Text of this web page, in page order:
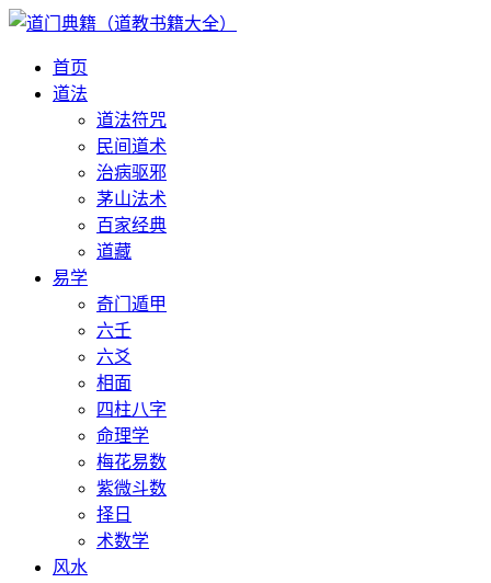
首页
道法
道法符咒
民间道术
治病驱邪
茅山法术
百家经典
道藏
易学
奇门遁甲
六壬
六爻
相面
四柱八字
命理学
梅花易数
紫微斗数
择日
术数学
风水